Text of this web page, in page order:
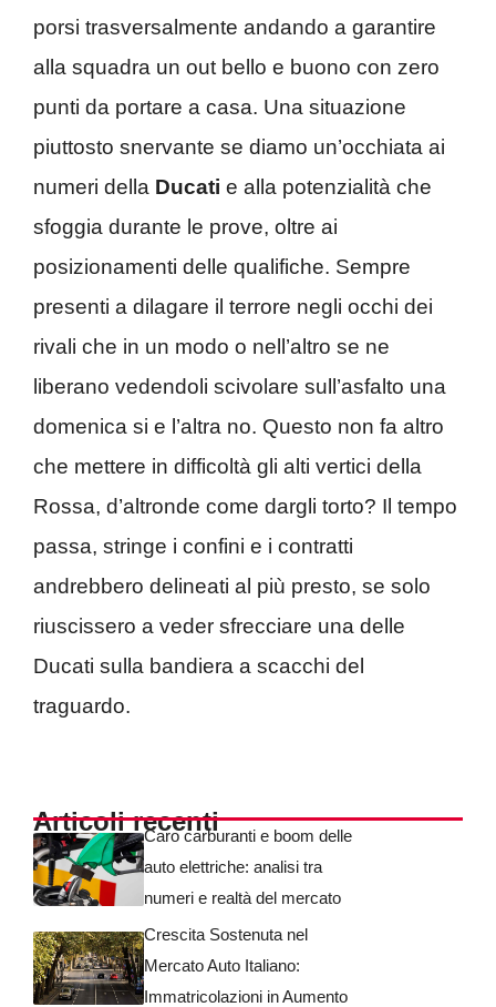
porsi trasversalmente andando a garantire
alla squadra un out bello e buono con zero
punti da portare a casa. Una situazione
piuttosto snervante se diamo un’occhiata ai
numeri della Ducati e alla potenzialità che
sfoggia durante le prove, oltre ai
posizionamenti delle qualifiche. Sempre
presenti a dilagare il terrore negli occhi dei
rivali che in un modo o nell’altro se ne
liberano vedendoli scivolare sull’asfalto una
domenica si e l’altra no. Questo non fa altro
che mettere in difficoltà gli alti vertici della
Rossa, d’altronde come dargli torto? Il tempo
passa, stringe i confini e i contratti
andrebbero delineati al più presto, se solo
riuscissero a veder sfrecciare una delle
Ducati sulla bandiera a scacchi del
traguardo.
Articoli recentiCaro carburanti e boom delle
auto elettriche: analisi tra
numeri e realtà del mercato
Crescita Sostenuta nel
Mercato Auto Italiano:
Immatricolazioni in Aumento